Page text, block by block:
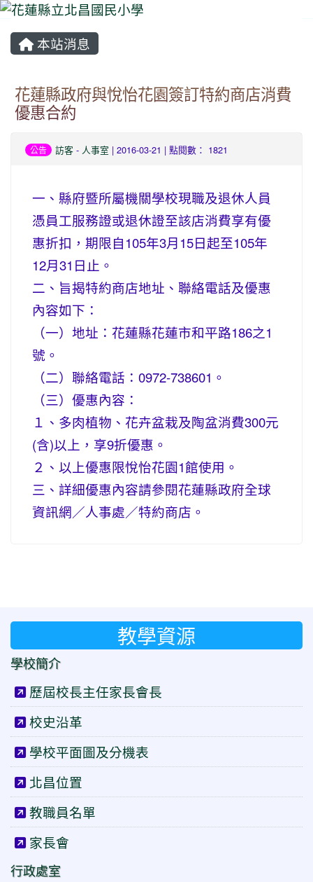
本站消息
花蓮縣政府與悅怡花園簽訂特約商店消費
優惠合約
公告 訪客 - 人事室 | 2016-03-21 | 點閱數： 1821
一、縣府暨所屬機關學校現職及退休人員
憑員工服務證或退休證至該店消費享有優
惠折扣，期限自105年3月15日起至105年
12月31日止。
二、旨揭特約商店地址、聯絡電話及優惠
內容如下：
（一）地址：花蓮縣花蓮市和平路186之1
號。
（二）聯絡電話：0972-738601。
（三）優惠內容：
１、多肉植物、花卉盆栽及陶盆消費300元
(含)以上，享9折優惠。
２、以上優惠限悅怡花園1館使用。
三、詳細優惠內容請參閱花蓮縣政府全球
資訊網／人事處／特約商店。
教學資源
學校簡介
歷屆校長主任家長會長
校史沿革
學校平面圖及分機表
北昌位置
教職員名單
家長會
行政處室